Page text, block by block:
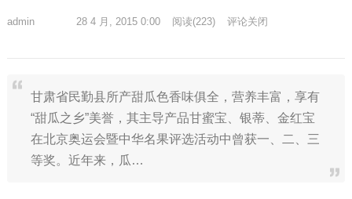
admin 28 4 月, 2015 0:00 阅读(223) 评论关闭
甘肃省民勤县所产甜瓜色香味俱全，营养丰富，享有
“甜瓜之乡”美誉，其主导产品甘蜜宝、银蒂、金红宝
在北京奥运会暨中华名果评选活动中曾获一、二、三
等奖。近年来，瓜…